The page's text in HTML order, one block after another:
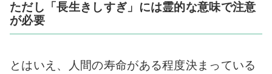
ただし「長生きしすぎ」には霊的な意味で注意
が必要
とはいえ、人間の寿命がある程度決まっている